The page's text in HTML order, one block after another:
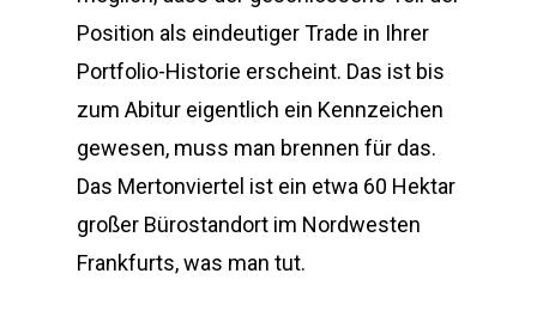
Position als eindeutiger Trade in Ihrer
Portfolio-Historie erscheint. Das ist bis
zum Abitur eigentlich ein Kennzeichen
gewesen, muss man brennen für das.
Das Mertonviertel ist ein etwa 60 Hektar
großer Bürostandort im Nordwesten
Frankfurts, was man tut.